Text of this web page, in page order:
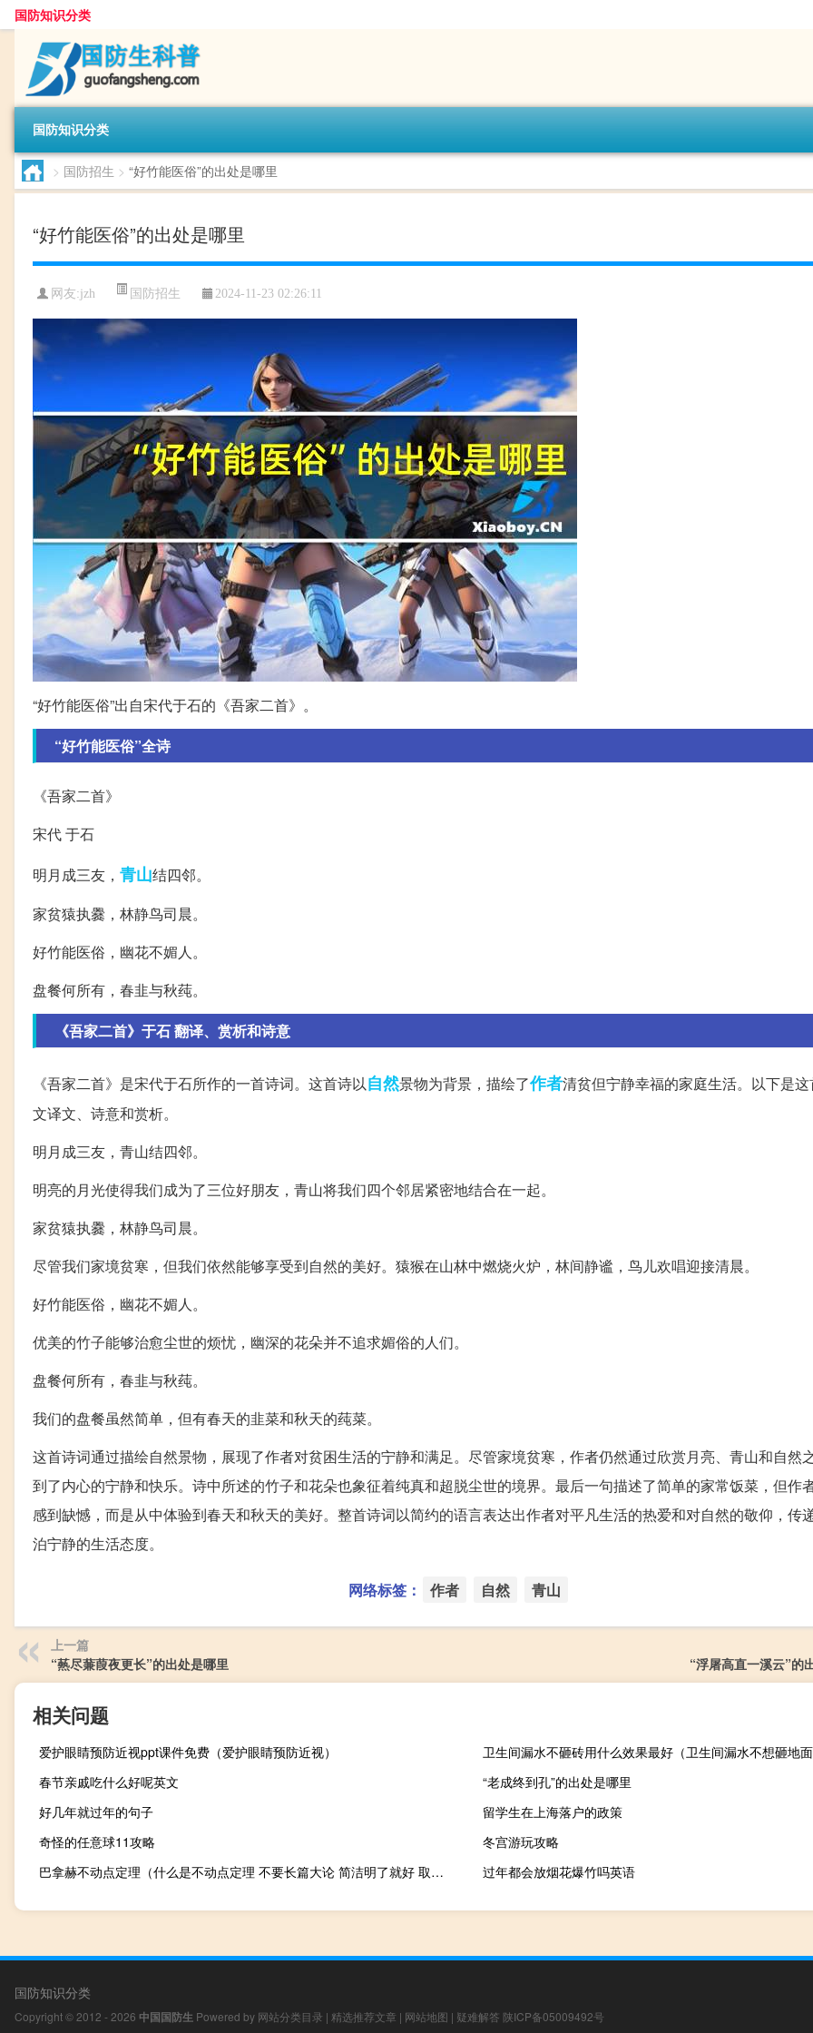
国防知识分类
国防知识分类
> 国防招生 > “好竹能医俗”的出处是哪里
“好竹能医俗”的出处是哪里
网友:jzh 国防招生 2024-11-23 02:26:11
“好竹能医俗”出自宋代于石的《吾家二首》。
“好竹能医俗”全诗
《吾家二首》
宋代 于石
明月成三友， 青山结四邻。
家贫猿执爨，林静鸟司晨。
好竹能医俗，幽花不媚人。
盘餐何所有，春韭与秋莼。
《吾家二首》于石 翻译、赏析和诗意
《吾家二首》是宋代于石所作的一首诗词。这首诗以自然景物为背景，描绘了作者清贫但宁静幸福的家庭生活。以下是
文译文、诗意和赏析。
明月成三友，青山结四邻。
明亮的月光使得我们成为了三位好朋友，青山将我们四个邻居紧密地结合在一起。
家贫猿执爨，林静鸟司晨。
尽管我们家境贫寒，但我们依然能够享受到自然的美好。猿猴在山林中燃烧火炉，林间静谧，鸟儿欢唱迎接清晨。
好竹能医俗，幽花不媚人。
优美的竹子能够治愈尘世的烦忧，幽深的花朵并不追求媚俗的人们。
盘餐何所有，春韭与秋莼。
我们的盘餐虽然简单，但有春天的韭菜和秋天的莼菜。
这首诗词通过描绘自然景物，展现了作者对贫困生活的宁静和满足。尽管家境贫寒，作者仍然通过欣赏月亮、青山和自然
到了内心的宁静和快乐。诗中所述的竹子和花朵也象征着纯真和超脱尘世的境界。最后一句描述了简单的家常饭菜，但作
感到缺憾，而是从中体验到春天和秋天的美好。整首诗词以简约的语言表达出作者对平凡生活的热爱和对自然的敬仰，传
泊宁静的生活态度。
网络标签： 作者 自然 青山
上一篇
“爇尽蒹葭夜更长”的出处是哪里
“浮屠高直一溪云”的
相关问题
爱护眼睛预防近视ppt课件免费（爱护眼睛预防近视）
卫生间漏水不砸砖用什么效果最好（卫生间漏水不想砸地面
春节亲戚吃什么好呢英文
“老成终到孔”的出处是哪里
好几年就过年的句子
留学生在上海落户的政策
奇怪的任意球11攻略
冬宫游玩攻略
巴拿赫不动点定理（什么是不动点定理 不要长篇大论 简洁明了就好 取一个浅）
过年都会放烟花爆竹吗英语
国防知识分类
Copyright © 2012 - 2026 中国国防生 Powered by 网站分类目录 | 精选推荐文章 | 网站地图 | 疑难解答 陕ICP备05009492号